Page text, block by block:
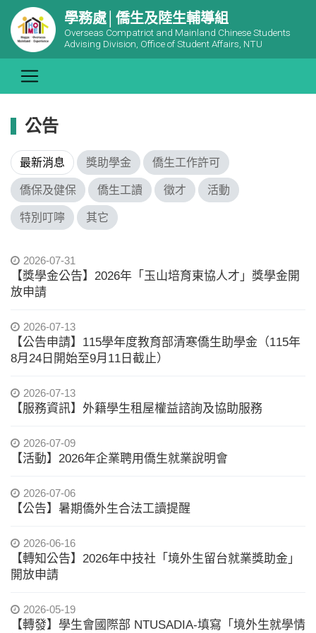
學務處│僑生及陸生輔導組
Overseas Compatriot and Mainland Chinese Students
Advising Division, Office of Student Affairs, NTU
公告
最新消息 獎助學金 僑生工作許可
僑保及健保 僑生工讀 徵才 活動
特別叮嚀 其它
2026-07-31
【獎學金公告】2026年「玉山培育東協人才」獎學金開
放申請
2026-07-13
【公告申請】115學年度教育部清寒僑生助學金（115年
8月24日開始至9月11日截止）
2026-07-13
【服務資訊】外籍學生租屋權益諮詢及協助服務
2026-07-09
【活動】2026年企業聘用僑生就業說明會
2026-07-06
【公告】暑期僑外生合法工讀提醒
2026-06-16
【轉知公告】2026年中技社「境外生留台就業獎助金」
開放申請
2026-05-19
【轉發】學生會國際部 NTUSADIA-填寫「境外生就學情